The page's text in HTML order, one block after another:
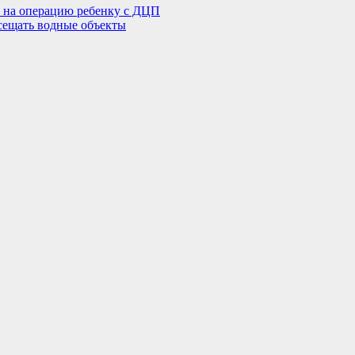
на операцию ребенку с ДЦП
водные объекты